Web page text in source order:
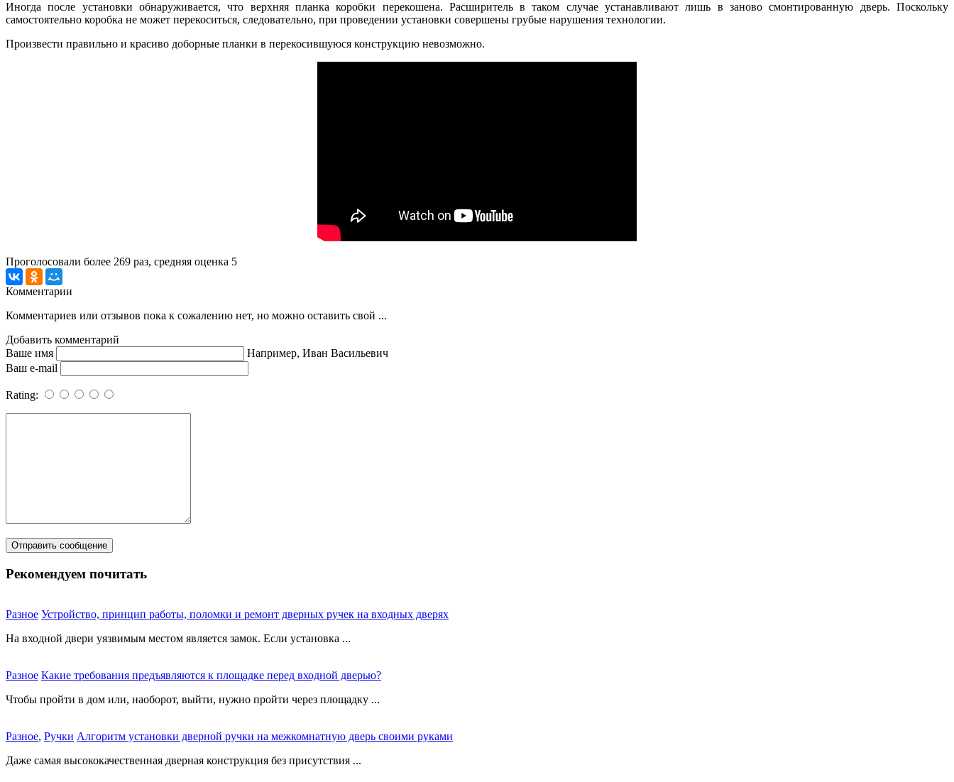
Иногда после установки обнаруживается, что верхняя планка коробки перекошена. Расширитель в таком случае устанавливают лишь в заново смонтированную дверь. Поскольку
самостоятельно коробка не может перекоситься, следовательно, при проведении установки совершены грубые нарушения технологии.
Произвести правильно и красиво доборные планки в перекосившуюся конструкцию невозможно.
Проголосовали более 269 раз, средняя оценка 5
Комментарии
Комментариев или отзывов пока к сожалению нет, но можно оставить свой ...
Добавить комментарий
Ваше имя
Например, Иван Васильевич
Ваш e-mail
Rating:
Рекомендуем почитать
Разное Устройство, принцип работы, поломки и ремонт дверных ручек на входных дверях
На входной двери уязвимым местом является замок. Если установка ...
Разное Какие требования предъявляются к площадке перед входной дверью?
Чтобы пройти в дом или, наоборот, выйти, нужно пройти через площадку ...
Разное, Ручки Алгоритм установки дверной ручки на межкомнатную дверь своими руками
Даже самая высококачественная дверная конструкция без присутствия ...